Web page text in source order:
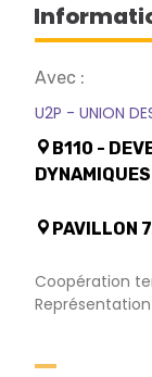
Avec :
U2P - UNION
B110 -
PAVILLON
Coopération